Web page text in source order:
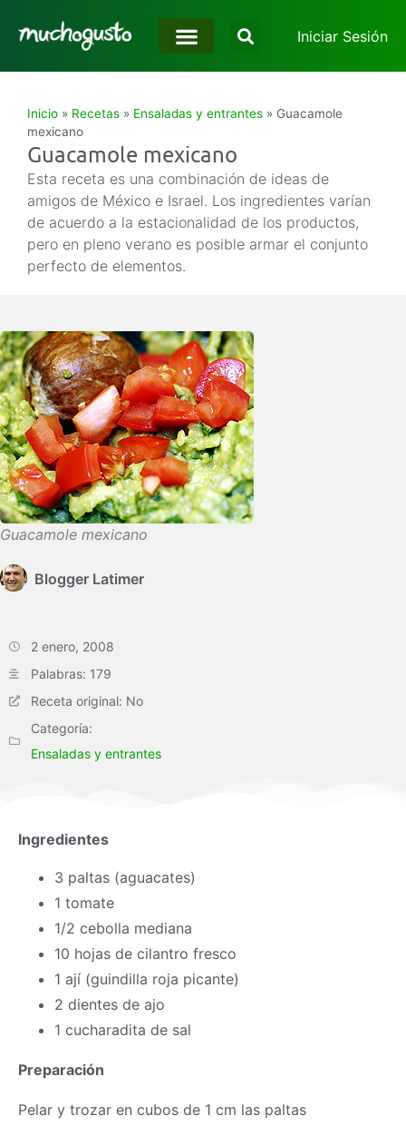
Iniciar Sesión
Inicio » Recetas » Ensaladas y entrantes » Guacamole
mexicano
Guacamole mexicano
Esta receta es una combinación de ideas de
amigos de México e Israel. Los ingredientes varían
de acuerdo a la estacionalidad de los productos,
pero en pleno verano es posible armar el conjunto
perfecto de elementos.
Guacamole mexicano
Blogger Latimer
2 enero, 2008
Palabras: 179
Receta original: No
Categoría:
Ensaladas y entrantes
Ingredientes
3 paltas (aguacates)
1 tomate
1/2 cebolla mediana
10 hojas de cilantro fresco
1 ají (guindilla roja picante)
2 dientes de ajo
1 cucharadita de sal
Preparación
Pelar y trozar en cubos de 1 cm las paltas